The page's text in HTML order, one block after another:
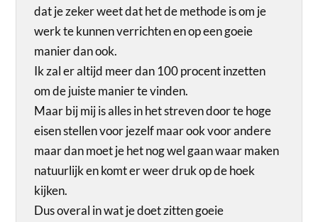
dat je zeker weet dat het de methode is om je
werk te kunnen verrichten en op een goeie
manier dan ook.
Ik zal er altijd meer dan 100 procent inzetten
om de juiste manier te vinden.
Maar bij mij is alles in het streven door te hoge
eisen stellen voor jezelf maar ook voor andere
maar dan moet je het nog wel gaan waar maken
natuurlijk en komt er weer druk op de hoek
kijken.
Dus overal in wat je doet zitten goeie